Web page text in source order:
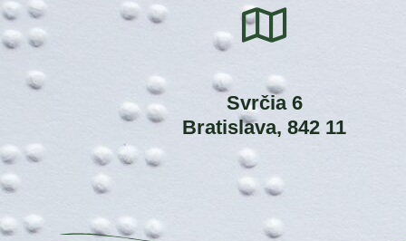
Svrčia 6
Bratislava, 842 11